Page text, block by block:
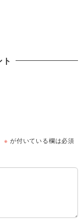
※ が付いている欄は必須